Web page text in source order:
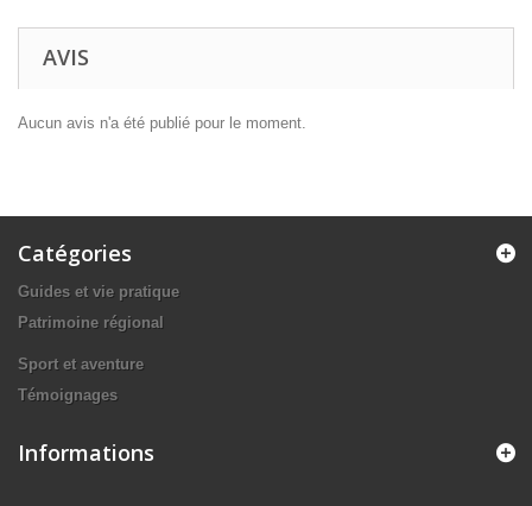
AVIS
Aucun avis n'a été publié pour le moment.
Catégories
Guides et vie pratique
Patrimoine régional
Sport et aventure
Témoignages
Informations